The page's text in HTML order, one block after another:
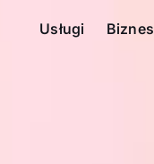
Usługi Biznes